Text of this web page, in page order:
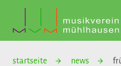
startseite news